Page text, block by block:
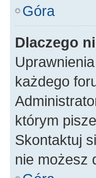
Góra
Dlaczego
każdego
którym
Skontaktuj
nie możesz